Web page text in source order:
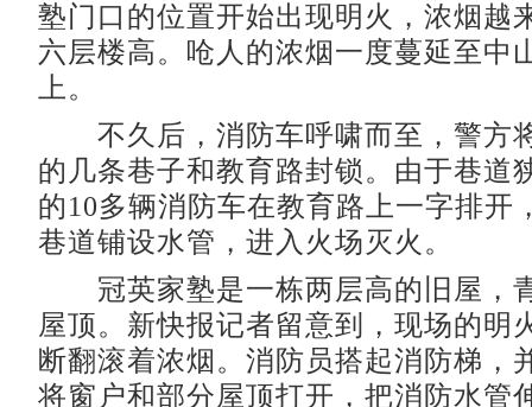
塾门口的位置开始出现明火，浓烟越
六层楼高。呛人的浓烟一度蔓延至中
上。
不久后，消防车呼啸而至，警方
的几条巷子和教育路封锁。由于巷道
的10多辆消防车在教育路上一字排开
巷道铺设水管，进入火场灭火。
冠英家塾是一栋两层高的旧屋，
屋顶。新快报记者留意到，现场的明
断翻滚着浓烟。消防员搭起消防梯，
将窗户和部分屋顶打开，把消防水管